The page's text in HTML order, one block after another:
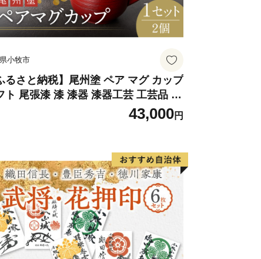
項】
礼品の変更・返品はできません。あ
く度にお送りいたします。（年度内
ございません。）品物によっては生
希望に添えない場合がございます。
るふるさと納税のお申込が発生した
に勝手ながらお申込のキャンセル処
ます。
小牧市
るさと納税】尾州塗 ペア マグ カップ
ト 尾張漆 漆 漆器 漆器工芸 工芸品 芸
実用性 抗菌性 美味しく安全な食事
り 贈答用 くつろぎ おうち時間 プレ
43,000円